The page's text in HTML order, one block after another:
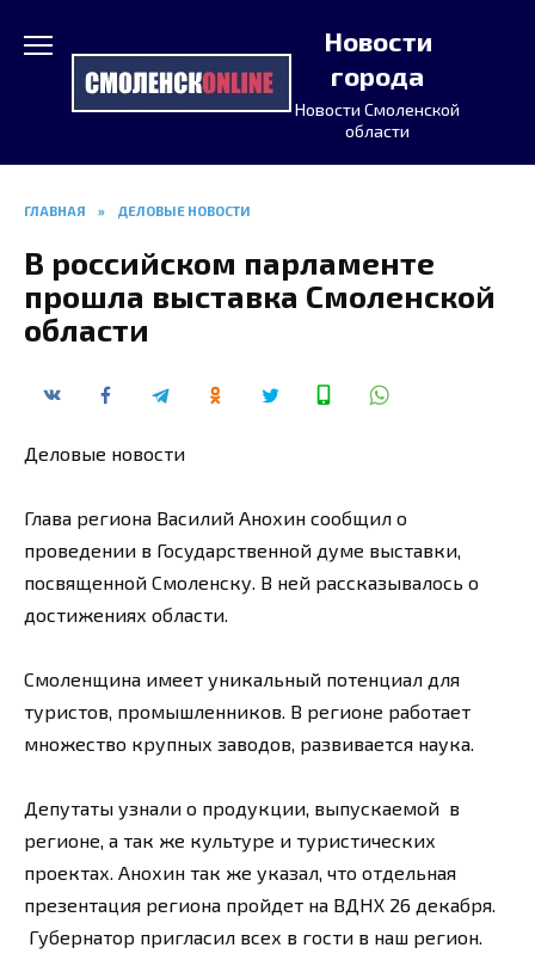
содержанию
Новости
города
Новости Смоленской
области
ГЛАВНАЯ » ДЕЛОВЫЕ НОВОСТИ
В российском парламенте
прошла выставка Смоленской
области
Деловые новости
Глава региона Василий Анохин сообщил о
проведении в Государственной думе выставки,
посвященной Смоленску. В ней рассказывалось о
достижениях области.
Смоленщина имеет уникальный потенциал для
туристов, промышленников. В регионе работает
множество крупных заводов, развивается наука.
Депутаты узнали о продукции, выпускаемой в
регионе, а так же культуре и туристических
проектах. Анохин так же указал, что отдельная
презентация региона пройдет на ВДНХ 26 декабря.
Губернатор пригласил всех в гости в наш регион.